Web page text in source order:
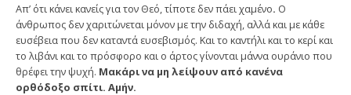
Απ’ ότι κάνει κανείς για τον Θεό, τίποτε δεν πάει χαμένο. Ο
άνθρωπος δεν χαριτώνεται μόνον με την διδαχή, αλλά και με κάθε
ευσέβεια που δεν καταντά ευσεβισμός. Και το καντήλι και το κερί και
το λιβάνι και το πρόσφορο και ο άρτος γίνονται μάννα ουράνιο που
θρέφει την ψυχή. Μακάρι να μη λείψουν από κανένα
ορθόδοξο σπίτι. Αμήν.